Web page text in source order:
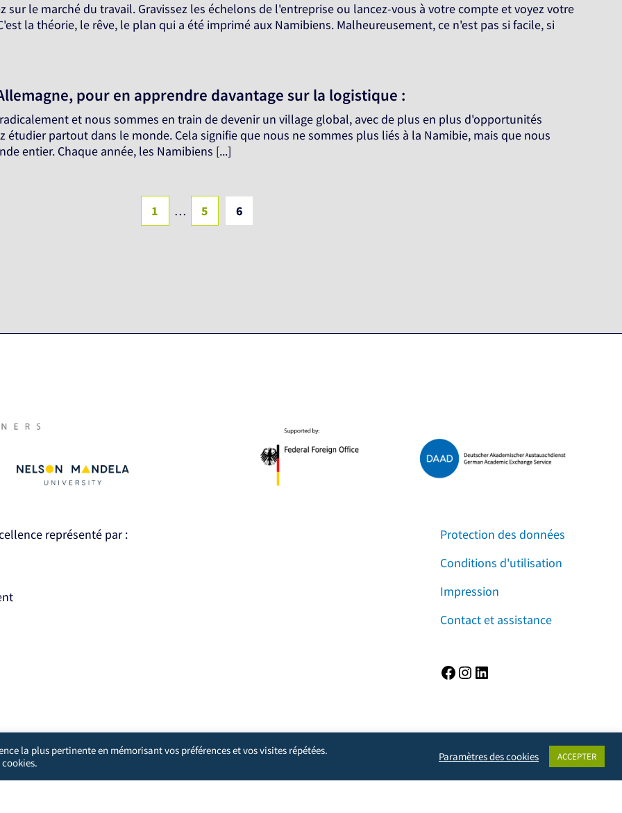
le marché du travail. Gravissez les échelons de l'entreprise ou lancez-vous à votre compte et voyez votre
la théorie, le rêve, le plan qui a été imprimé aux Namibiens. Malheureusement, ce n'est pas si facile, si
pour en apprendre davantage sur la logistique :
et nous sommes en train de devenir un village global, avec de plus en plus d'opportunités
partout dans le monde. Cela signifie que nous ne sommes plus liés à la Namibie, mais que nous
entier. Chaque année, les Namibiens [...]
1 … 5 6
représenté par :
Protection des données
Conditions d'utilisation
Impression
Contact et assistance
Facebook Instagram
la plus pertinente en mémorisant vos préférences et vos visites répétées.
Paramètres des cookies ACCEPTER